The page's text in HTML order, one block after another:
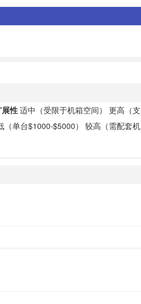
展性适中（受限于机箱空间） 更高（支
（单台$1000-$5000） 较高（需配套机